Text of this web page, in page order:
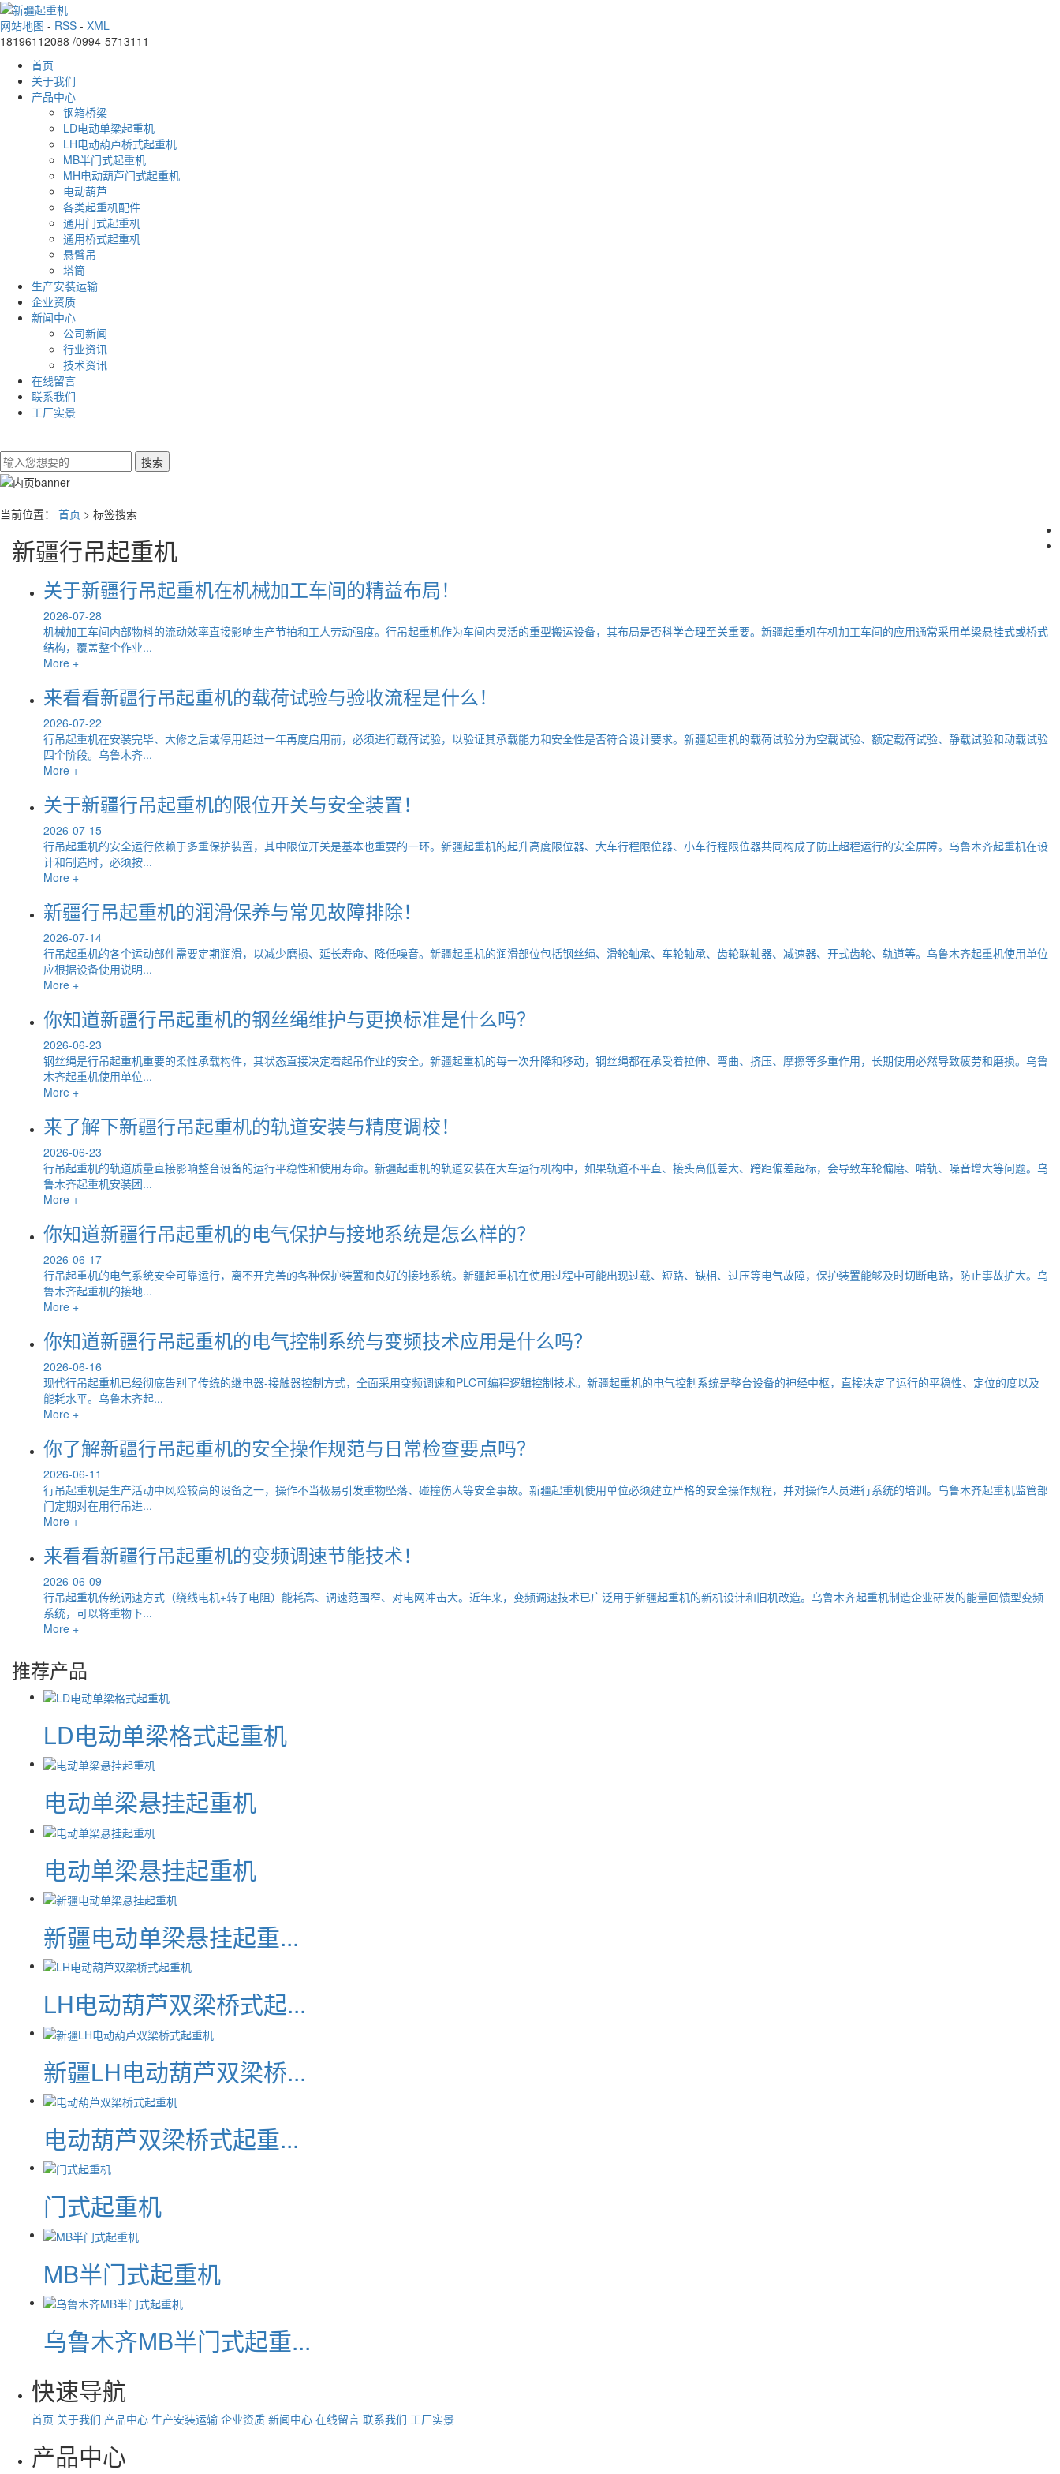
网站地图 - RSS - XML
18196112088 /0994-5713111
首页
关于我们
产品中心
钢箱桥梁
LD电动单梁起重机
LH电动葫芦桥式起重机
MB半门式起重机
MH电动葫芦门式起重机
电动葫芦
各类起重机配件
通用门式起重机
通用桥式起重机
悬臂吊
塔筒
生产安装运输
企业资质
新闻中心
公司新闻
行业资讯
技术资讯
在线留言
联系我们
工厂实景
当前位置： 首页 > 标签搜索
新疆行吊起重机
关于新疆行吊起重机在机械加工车间的精益布局！
2026-07-28
机械加工车间内部物料的流动效率直接影响生产节拍和工人劳动强度。行吊起重机作为车间内灵活的重型搬运设备，其布局是否科学合理至关重要。新疆起重机在机加工车间的应用通常采用单梁悬挂式或桥式
结构，覆盖整个作业...
More +
来看看新疆行吊起重机的载荷试验与验收流程是什么！
2026-07-22
行吊起重机在安装完毕、大修之后或停用超过一年再度启用前，必须进行载荷试验，以验证其承载能力和安全性是否符合设计要求。新疆起重机的载荷试验分为空载试验、额定载荷试验、静载试验和动载试验
四个阶段。乌鲁木齐...
More +
关于新疆行吊起重机的限位开关与安全装置！
2026-07-15
行吊起重机的安全运行依赖于多重保护装置，其中限位开关是基本也重要的一环。新疆起重机的起升高度限位器、大车行程限位器、小车行程限位器共同构成了防止超程运行的安全屏障。乌鲁木齐起重机在设
计和制造时，必须按...
More +
新疆行吊起重机的润滑保养与常见故障排除！
2026-07-14
行吊起重机的各个运动部件需要定期润滑，以减少磨损、延长寿命、降低噪音。新疆起重机的润滑部位包括钢丝绳、滑轮轴承、车轮轴承、齿轮联轴器、减速器、开式齿轮、轨道等。乌鲁木齐起重机使用单位
应根据设备使用说明...
More +
你知道新疆行吊起重机的钢丝绳维护与更换标准是什么吗？
2026-06-23
钢丝绳是行吊起重机重要的柔性承载构件，其状态直接决定着起吊作业的安全。新疆起重机的每一次升降和移动，钢丝绳都在承受着拉伸、弯曲、挤压、摩擦等多重作用，长期使用必然导致疲劳和磨损。乌鲁
木齐起重机使用单位...
More +
来了解下新疆行吊起重机的轨道安装与精度调校！
2026-06-23
行吊起重机的轨道质量直接影响整台设备的运行平稳性和使用寿命。新疆起重机的轨道安装在大车运行机构中，如果轨道不平直、接头高低差大、跨距偏差超标，会导致车轮偏磨、啃轨、噪音增大等问题。乌
鲁木齐起重机安装团...
More +
你知道新疆行吊起重机的电气保护与接地系统是怎么样的？
2026-06-17
行吊起重机的电气系统安全可靠运行，离不开完善的各种保护装置和良好的接地系统。新疆起重机在使用过程中可能出现过载、短路、缺相、过压等电气故障，保护装置能够及时切断电路，防止事故扩大。乌
鲁木齐起重机的接地...
More +
你知道新疆行吊起重机的电气控制系统与变频技术应用是什么吗？
2026-06-16
现代行吊起重机已经彻底告别了传统的继电器-接触器控制方式，全面采用变频调速和PLC可编程逻辑控制技术。新疆起重机的电气控制系统是整台设备的神经中枢，直接决定了运行的平稳性、定位的度以及
能耗水平。乌鲁木齐起...
More +
你了解新疆行吊起重机的安全操作规范与日常检查要点吗？
2026-06-11
行吊起重机是生产活动中风险较高的设备之一，操作不当极易引发重物坠落、碰撞伤人等安全事故。新疆起重机使用单位必须建立严格的安全操作规程，并对操作人员进行系统的培训。乌鲁木齐起重机监管部
门定期对在用行吊进...
More +
来看看新疆行吊起重机的变频调速节能技术！
2026-06-09
行吊起重机传统调速方式（绕线电机+转子电阻）能耗高、调速范围窄、对电网冲击大。近年来，变频调速技术已广泛用于新疆起重机的新机设计和旧机改造。乌鲁木齐起重机制造企业研发的能量回馈型变频
系统，可以将重物下...
More +
推荐产品
LD电动单梁格式起重机
电动单梁悬挂起重机
电动单梁悬挂起重机
新疆电动单梁悬挂起重...
LH电动葫芦双梁桥式起...
新疆LH电动葫芦双梁桥...
电动葫芦双梁桥式起重...
门式起重机
MB半门式起重机
乌鲁木齐MB半门式起重...
快速导航
首页 关于我们 产品中心 生产安装运输 企业资质 新闻中心 在线留言 联系我们 工厂实景
产品中心